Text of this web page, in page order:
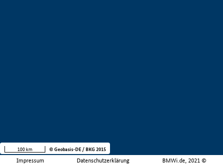
Impressum Datenschutzerklärung BMWi.de, 2021 ©
100 km © Geobasis-DE / BKG 2015